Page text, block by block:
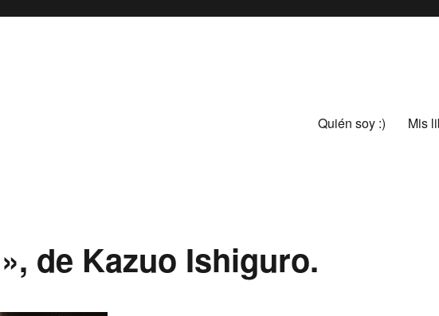
Quién soy :) Mis
de Kazuo Ishiguro.